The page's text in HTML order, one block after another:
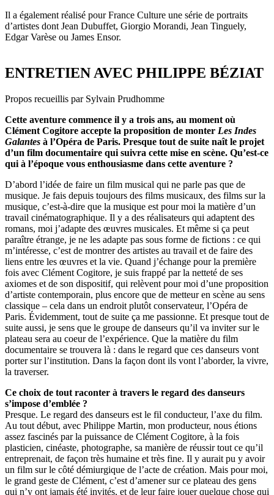
Il a également réalisé pour France Culture une série de portraits
d’artistes dont Jean Dubuffet, Giorgio Morandi, Jean Tinguely,
Edgar Varèse ou James Ensor.
ENTRETIEN AVEC PHILIPPE BÉZIAT
Propos recueillis par Sylvain Prudhomme
Cette aventure commence il y a trois ans, au moment où
Clément Cogitore accepte la proposition de monter Les Indes
Galantes à l’Opéra de Paris. Presque tout de suite naît le projet
d’un film documentaire qui suivra cette mise en scène. Qu’est-ce
qui à l’époque vous enthousiasme dans cette aventure ?
D’abord l’idée de faire un film musical qui ne parle pas que de
musique. Je fais depuis toujours des films musicaux, des films sur la
musique, c’est-à-dire que la musique est pour moi la matière d’un
travail cinématographique. Il y a des réalisateurs qui adaptent des
romans, moi j’adapte des œuvres musicales. Et même si ça peut
paraître étrange, je ne les adapte pas sous forme de fictions : ce qui
m’intéresse, c’est de montrer des artistes au travail et de faire des
liens entre les œuvres et la vie. Quand j’échange pour la première
fois avec Clément Cogitore, je suis frappé par la netteté de ses
axiomes et de son dispositif, qui relèvent pour moi d’une proposition
d’artiste contemporain, plus encore que de metteur en scène au sens
classique – cela dans un endroit plutôt conservateur, l’Opéra de
Paris. Évidemment, tout de suite ça me passionne. Et presque tout de
suite aussi, je sens que le groupe de danseurs qu’il va inviter sur le
plateau sera au coeur de l’expérience. Que la matière du film
documentaire se trouvera là : dans le regard que ces danseurs vont
porter sur l’institution. Dans la façon dont ils vont l’aborder, la vivre,
la traverser.
Ce choix de tout raconter à travers le regard des danseurs
s’impose d’emblée ?
Presque. Le regard des danseurs est le fil conducteur, l’axe du film.
Au tout début, avec Philippe Martin, mon producteur, nous étions
assez fascinés par la puissance de Clément Cogitore, à la fois
plasticien, cinéaste, photographe, sa manière de réussir tout ce qu’il
entreprenait, de façon très humaine et très fine. Il y aurait pu y avoir
un film sur le côté démiurgique de l’acte de création. Mais pour moi,
le grand geste de Clément, c’est d’amener sur ce plateau des gens
qui n’y ont jamais été invités, et de leur faire jouer quelque chose qui